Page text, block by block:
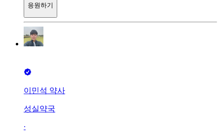
응원하기
이민석 약사
성실약국
∙